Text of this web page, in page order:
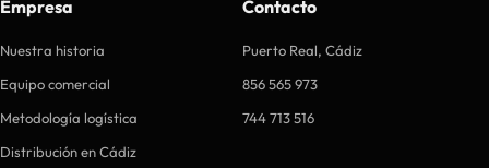
Empresa
Nuestra historia
Equipo comercial
Metodología logística
Distribución en Cádiz
Contacto
Puerto Real, Cádiz
856 565 973
744 713 516